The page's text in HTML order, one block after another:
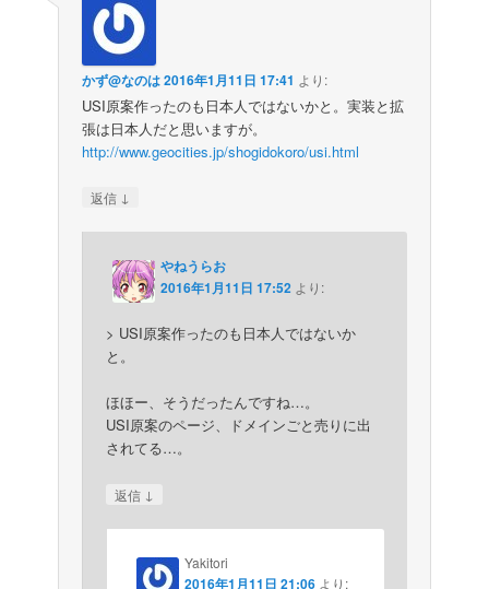
かず@なのは2016年1月11日 17:41 より:
USI原案作ったのも日本人ではないかと。実装と拡
張は日本人だと思いますが。
http://www.geocities.jp/shogidokoro/usi.html
返信 ↓
やねうらお
2016年1月11日 17:52 より:
> USI原案作ったのも日本人ではないか
と。
ほほー、そうだったんですね…。
USI原案のページ、ドメインごと売りに出
されてる…。
返信 ↓
Yakitori
2016年1月11日 21:06 より: